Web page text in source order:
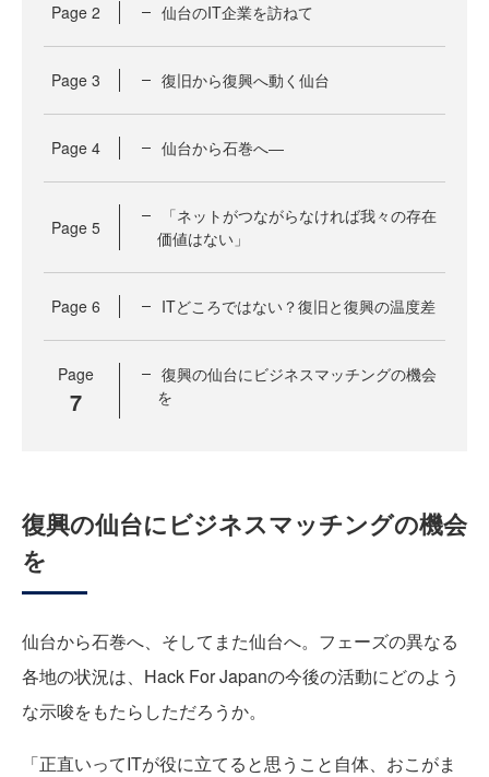
Page 2 仙台のIT企業を訪ねて
Page 3 復旧から復興へ動く仙台
Page 4 仙台から石巻へ―
Page 5
「ネットがつながらなければ我々の存在
価値はない」
Page 6 ITどころではない？復旧と復興の温度差
Page
7
復興の仙台にビジネスマッチングの機会
を
復興の仙台にビジネスマッチングの機会
を
仙台から石巻へ、そしてまた仙台へ。フェーズの異なる
各地の状況は、Hack For Japanの今後の活動にどのよう
な示唆をもたらしただろうか。
「正直いってITが役に立てると思うこと自体、おこがま